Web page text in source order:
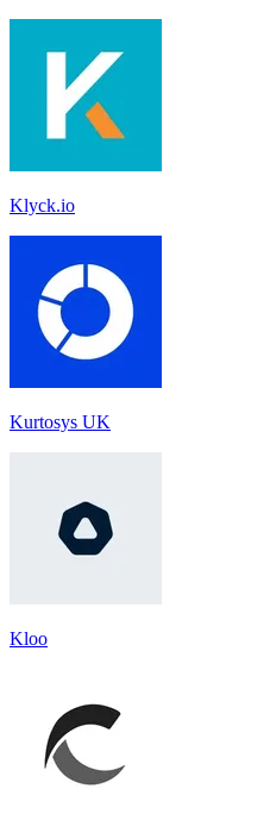
Klyck.io
Kurtosys UK
Kloo